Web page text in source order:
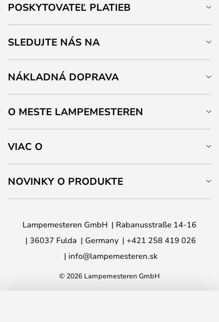
POSKYTOVATEĽ PLATIEB
SLEDUJTE NÁS NA
NÁKLADNÁ DOPRAVA
O MESTE LAMPEMESTEREN
VIAC O
NOVINKY O PRODUKTE
Lampemesteren GmbH
Rabanusstraße 14-16
36037 Fulda
Germany
+421 258 419 026
info@lampemesteren.sk
© 2026 Lampemesteren GmbH